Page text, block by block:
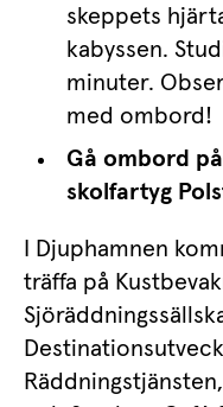
skeppets
kabyssen.
minuter.
med ombord!
Gå ombord
skolfartyg
I Djuphamnen
träffa på